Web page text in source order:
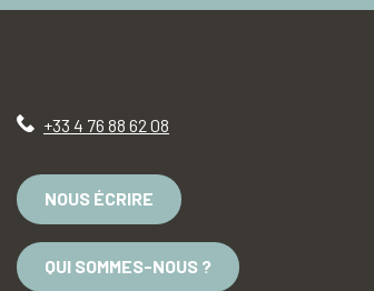
+33 4 76 88 62 08
NOUS ÉCRIRE
QUI SOMMES-NOUS ?